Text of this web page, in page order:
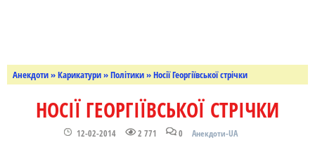
Анекдоти»Карикатури»Політики» Носії Георгіївської стрічки
НОСІЇ ГЕОРГІЇВСЬКОЇ СТРІЧКИ
12-02-2014 2 771 0 Анекдоти-UA